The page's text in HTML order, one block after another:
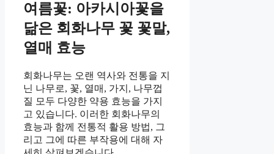
여름꽃: 아카시아꽃을
닮은 회화나무 꽃 꽃말,
열매 효능
회화나무는 오랜 역사와 전통을 지
닌 나무로, 꽃, 열매, 가지, 나무껍
질 모두 다양한 약용 효능을 가지
고 있습니다. 이러한 회화나무의
효능과 함께 전통적 활용 방법, 그
리고 그에 따른 부작용에 대해 자